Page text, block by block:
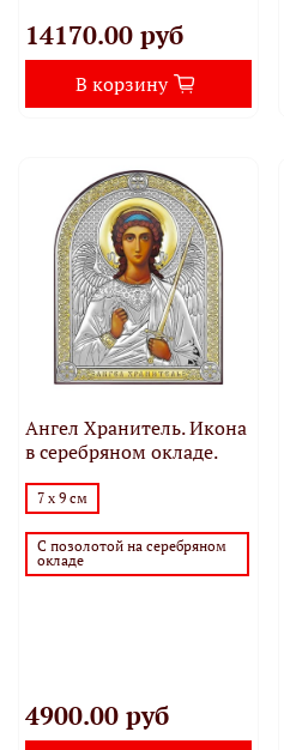
14170.00 руб
В корзину
Ангел Хранитель. Икона
в серебряном окладе.
7 х 9 см
С позолотой на серебряном
окладе
4900.00 руб